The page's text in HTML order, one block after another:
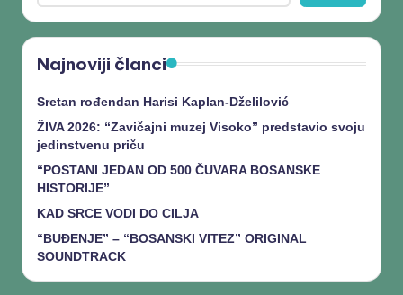
Najnoviji članci
Sretan rođendan Harisi Kaplan-Dželilović
ŽIVA 2026: “Zavičajni muzej Visoko” predstavio svoju
jedinstvenu priču
“POSTANI JEDAN OD 500 ČUVARA BOSANSKE
HISTORIJE”
KAD SRCE VODI DO CILJA
“BUĐENJE” – “BOSANSKI VITEZ” ORIGINAL
SOUNDTRACK